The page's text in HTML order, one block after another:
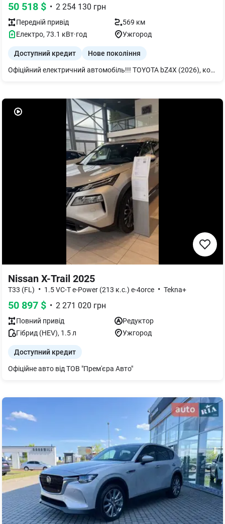
50 518 $ • 2 254 130 грн
Передній привід
569 км
Електро, 73.1 кВт·год Ужгород
Доступний кредит Нове покоління
Офіційний електричний автомобіль!!! TOYOTA bZ4X (2026), комплектація LOUNGE (224 к.с.) Ємність батареї 73,1 (кВт·год) Запас ходу за стандартом WLTP - 569 км. На автомобілі встановлено додаткове обладнання. За більш детальною інформацією прохання звертатись до відділу продажу за вказаним телефоном.
Nissan X-Trail 2025
T33 (FL) • 1.5 VC-T e-Power (213 к.с.) e-4orce • Tekna+
50 897 $ • 2 271 020 грн
Повний привід
Редуктор
Гібрид (HEV), 1.5л Ужгород
Доступний кредит
Офіційне авто від ТОВ "Прем'єра Авто"